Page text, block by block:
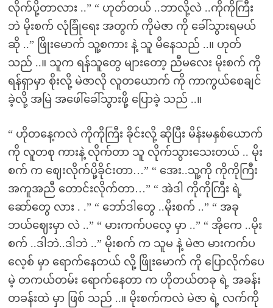
လိုက်ပို့တာလား ..” “ ဟုတ်တယ် ..ဘာလို့လဲ ..ကိုကိုကြီး
ဘဲ မိုးစက် လုံခြုံရေး အတွက် ကိုမဲဇာ ကို ခေါ်သွားရမယ်
ဆို ..” ဖြိုးမောက် သူ့စကား နဲ့ သူ မိနေသည် ..။ ဟုတ်
သည် ..။ သူက ရန်သူတွေ များတော့ ညီမလေး မိုးစက် ကို
ရန်ရှာမှာ စိုးလို့ မဲဇာလို လူတယောက် ကို ကာကွယ်စေချင်
ခဲ့လို့ အမြဲ အဖေါ်ခေါ်သွားဖို့ ပြောခဲ့ သည် ..။
“ ဟိုတနေ့ကလဲ ကိုကိုကြီး ခိုင်းလို့ ဆိုပြီး မိန်းမနှစ်ယောက်
ကို လူတစု ကားနဲ့ လိုက်တာ သူ လိုက်သွားသေးတယ် .. မိုး
စက် က ဈေးလိုက်ပို့ခိုင်းတာ…” “ အေး..သူ့ကို ကိုကိုကြီး
အကူအညီ တောင်းလိုက်တာ…” “ အဲဒါ ကိုကိုကြီး ရဲ့
ဆော်တွေ လား . .” “ ဘော်ဒါတွေ ..မိုးစက် ..” “ အခု
ဘယ်ဈေးမှာ လဲ ..” “ မားကက်ပလေ့ မှာ ..” “ အိုကေ ..မိုး
စက် ..ဒါဘဲ..ဒါဘဲ ..” မိုးစက် က သူမ နဲ့ မဲဇာ မားကက်ပ
လေ့စ် မှာ ရောက်နေတယ် လို့ ဖြိုးမောက် ကို ပြောလိုက်ပေ
မဲ့ တကယ်တမ်း ရောက်နေတာ က ဟိုတယ်တခု ရဲ့ အခန်း
တခန်းထဲ မှာ ဖြစ် သည် ..။ မိုးစက်ကလဲ မဲဇာ ရဲ့ လက်ကို